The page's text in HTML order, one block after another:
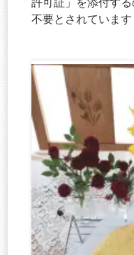
不要とされています